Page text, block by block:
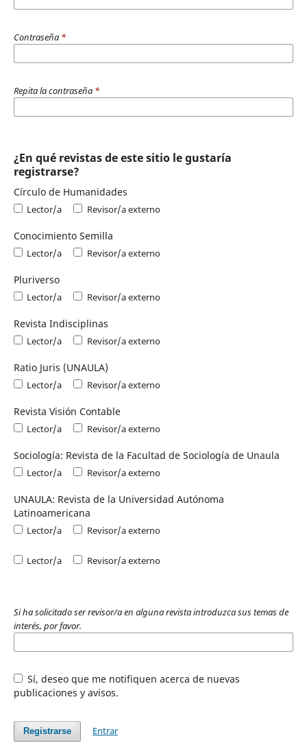
Contraseña *
Repita la contraseña *
¿En qué revistas de este sitio le gustaría
registrarse?
Círculo de Humanidades
Lector/a Revisor/a externo
Conocimiento Semilla
Lector/a Revisor/a externo
Pluriverso
Lector/a Revisor/a externo
Revista Indisciplinas
Lector/a Revisor/a externo
Ratio Juris (UNAULA)
Lector/a Revisor/a externo
Revista Visión Contable
Lector/a Revisor/a externo
Sociología: Revista de la Facultad de Sociología de Unaula
Lector/a Revisor/a externo
UNAULA: Revista de la Universidad Autónoma
Latinoamericana
Lector/a Revisor/a externo
Lector/a Revisor/a externo
Si ha solicitado ser revisor/a en alguna revista introduzca sus temas de
interés, por favor.
Sí, deseo que me notifiquen acerca de nuevas
publicaciones y avisos.
Registrarse Entrar